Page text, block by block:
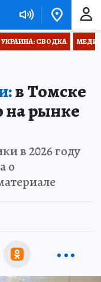
УКРАИНА: СВОДКА
в Томске
на рынке
в 2026 году
о